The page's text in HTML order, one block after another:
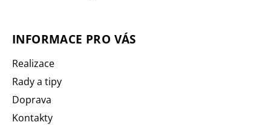
INFORMACE PRO VÁS
Realizace
Rady a tipy
Doprava
Kontakty